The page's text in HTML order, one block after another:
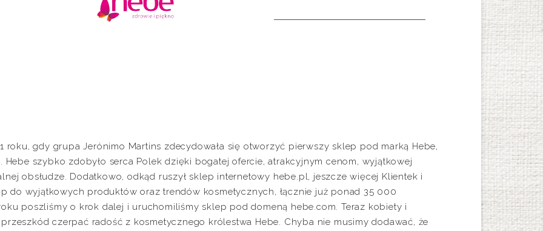
roku, gdy grupa Jerónimo Martins zdecydowała się otworzyć pierwszy sklep pod marką Hebe,
szybko zdobyło serca Polek dzięki bogatej ofercie, atrakcyjnym cenom, wyjątkowej
obsłudze. Dodatkowo, odkąd ruszył sklep internetowy hebe.pl, jeszcze więcej Klientek i
do wyjątkowych produktów oraz trendów kosmetycznych, łącznie już ponad 35 000
poszliśmy o krok dalej i uruchomiliśmy sklep pod domeną hebe.com. Teraz kobiety i
czerpać radość z kosmetycznego królestwa Hebe. Chyba nie musimy dodawać, że